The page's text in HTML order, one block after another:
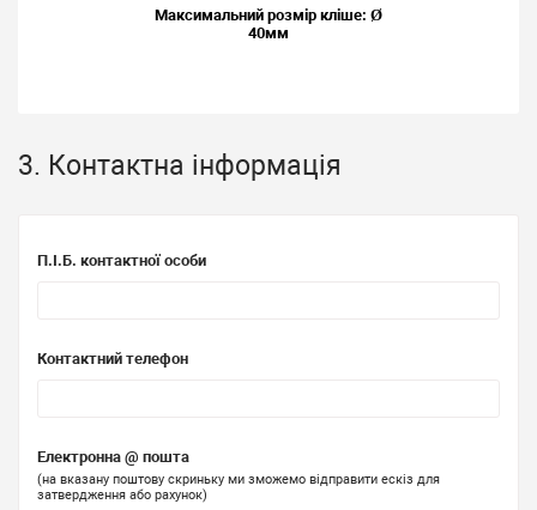
Максимальний розмір кліше: Ø
40мм
3. Контактна інформація
П.І.Б. контактної особи
Контактний телефон
Електронна @ пошта
(на вказану поштову скриньку ми зможемо відправити ескіз для
затвердження або рахунок)